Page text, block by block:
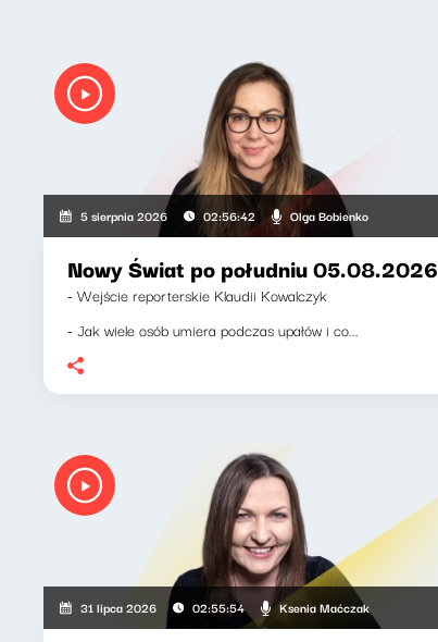
5 sierpnia 2026 02:56:42 Olga Bobienko
Nowy Świat po południu 05.08.2026
- Wejście reporterskie Klaudii Kowalczyk
- Jak wiele osób umiera podczas upałów i co...
31 lipca 2026 02:55:54 Ksenia Maćczak